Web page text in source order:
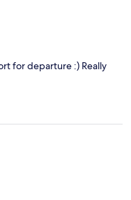
for departure :) Really